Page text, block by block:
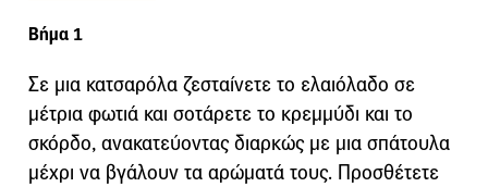
Βήμα 1
Σε μια κατσαρόλα ζεσταίνετε το ελαιόλαδο σε
μέτρια φωτιά και σοτάρετε το κρεμμύδι και το
σκόρδο, ανακατεύοντας διαρκώς με μια σπάτουλα
μέχρι να βγάλουν τα αρώματά τους. Προσθέτετε